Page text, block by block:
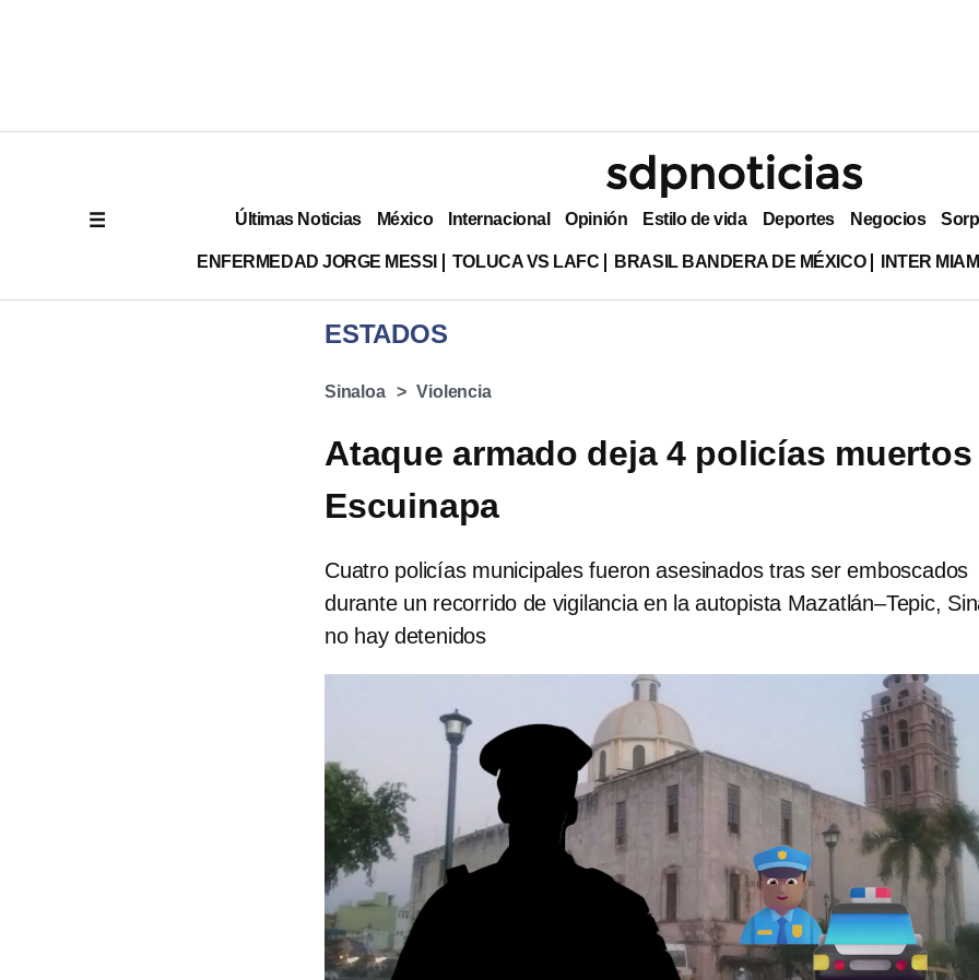
Últimas Noticias México Internacional Opinión Estilo de vida Deportes Negocios
ENFERMEDAD JORGE MESSI TOLUCA VS LAFC BRASIL BANDERA DE MÉXICO INTER
ESTADOS
Sinaloa Violencia
Ataque armado deja 4 policías muertos
Escuinapa
Cuatro policías municipales fueron asesinados tras ser emboscados
durante un recorrido de vigilancia en la autopista Mazatlán–Tepic,
no hay detenidos